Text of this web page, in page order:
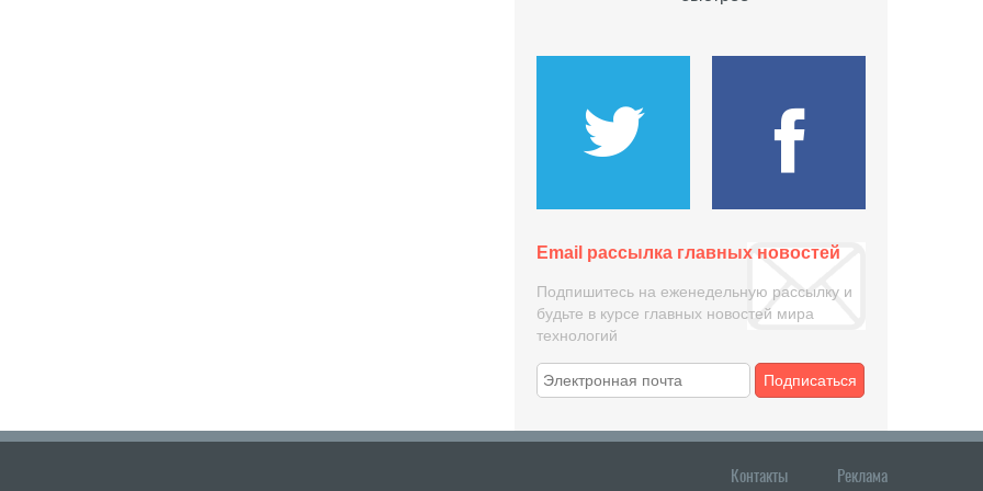
Email рассылка главных новостей
Подпишитесь на еженедельную рассылку и
будьте в курсе главных новостей мира
технологий
Подписаться
Контакты Реклама